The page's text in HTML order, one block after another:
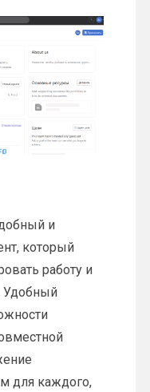
и
который
работу и
Удобный
для каждого,